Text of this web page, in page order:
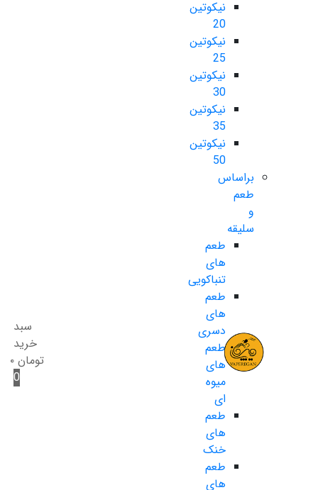
نیکوتین
20
نیکوتین
25
نیکوتین
30
نیکوتین
35
نیکوتین
50
براساس
طعم
و
سلیقه
طعم
های
تنباکویی
طعم
های
دسری
طعم
های
میوه
ای
طعم
های
خنک
طعم
های
سبد
خرید
تومان ۰
0